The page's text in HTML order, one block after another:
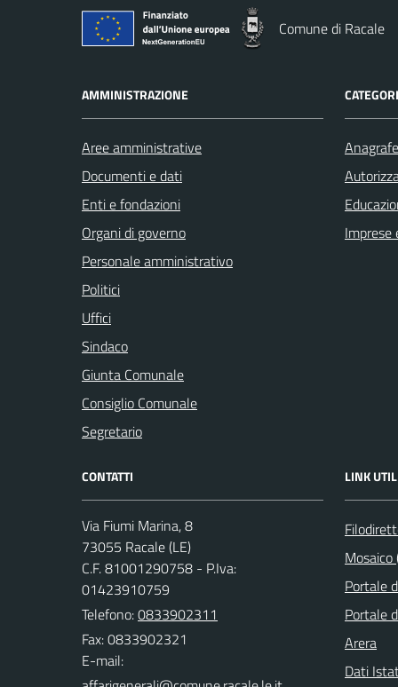
Comune di Racale
AMMINISTRAZIONE
Aree amministrative
Documenti e dati
Enti e fondazioni
Organi di governo
Personale amministrativo
Politici
Uffici
Sindaco
Giunta Comunale
Consiglio Comunale
Segretario
Imprese
CONTATTI
Via Fiumi Marina, 8
73055 Racale (LE)
C.F. 81001290758 - P.Iva:
01423910759
Telefono:0833902311
Fax: 0833902321
E-mail:
LINK
Portale
Portale
Arera
Dati